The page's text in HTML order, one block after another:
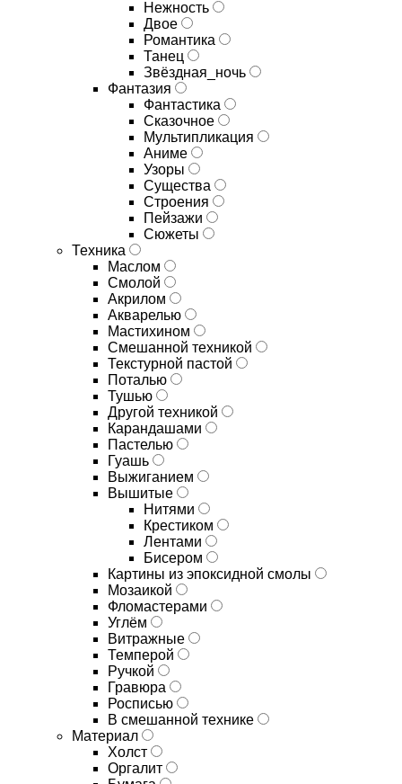
Нежность
Двое
Романтика
Танец
Звёздная_ночь
Фантазия
Фантастика
Сказочное
Мультипликация
Аниме
Узоры
Существа
Строения
Пейзажи
Сюжеты
Техника
Маслом
Смолой
Акрилом
Акварелью
Мастихином
Смешанной техникой
Текстурной пастой
Поталью
Тушью
Другой техникой
Карандашами
Пастелью
Гуашь
Выжиганием
Вышитые
Нитями
Крестиком
Лентами
Бисером
Картины из эпоксидной смолы
Мозаикой
Фломастерами
Углём
Витражные
Темперой
Ручкой
Гравюра
Росписью
В смешанной технике
Материал
Холст
Оргалит